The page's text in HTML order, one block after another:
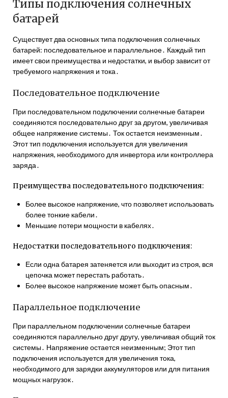
Типы подключения солнечных
батарей
Существует два основных типа подключения солнечных
батарей: последовательное и параллельное․ Каждый тип
имеет свои преимущества и недостатки, и выбор зависит от
требуемого напряжения и тока․
Последовательное подключение
При последовательном подключении солнечные батареи
соединяются последовательно друг за другом, увеличивая
общее напряжение системы․ Ток остается неизменным․
Этот тип подключения используется для увеличения
напряжения, необходимого для инвертора или контроллера
заряда․
Преимущества последовательного подключения:
Более высокое напряжение, что позволяет использовать
более тонкие кабели․
Меньшие потери мощности в кабелях․
Недостатки последовательного подключения:
Если одна батарея затеняется или выходит из строя, вся
цепочка может перестать работать․
Более высокое напряжение может быть опасным․
Параллельное подключение
При параллельном подключении солнечные батареи
соединяются параллельно друг другу, увеличивая общий ток
системы․ Напряжение остается неизменным; Этот тип
подключения используется для увеличения тока,
необходимого для зарядки аккумуляторов или для питания
мощных нагрузок․